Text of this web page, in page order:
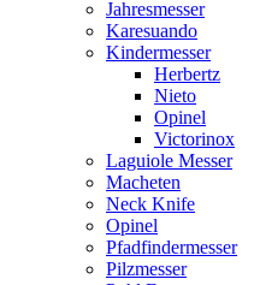
Jahresmesser
Karesuando
Kindermesser
Herbertz
Nieto
Opinel
Victorinox
Laguiole Messer
Macheten
Neck Knife
Opinel
Pfadfindermesser
Pilzmesser